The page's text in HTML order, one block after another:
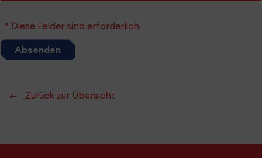
* Diese Felder sind erforderlich
Absenden
Zurück zur Übersicht